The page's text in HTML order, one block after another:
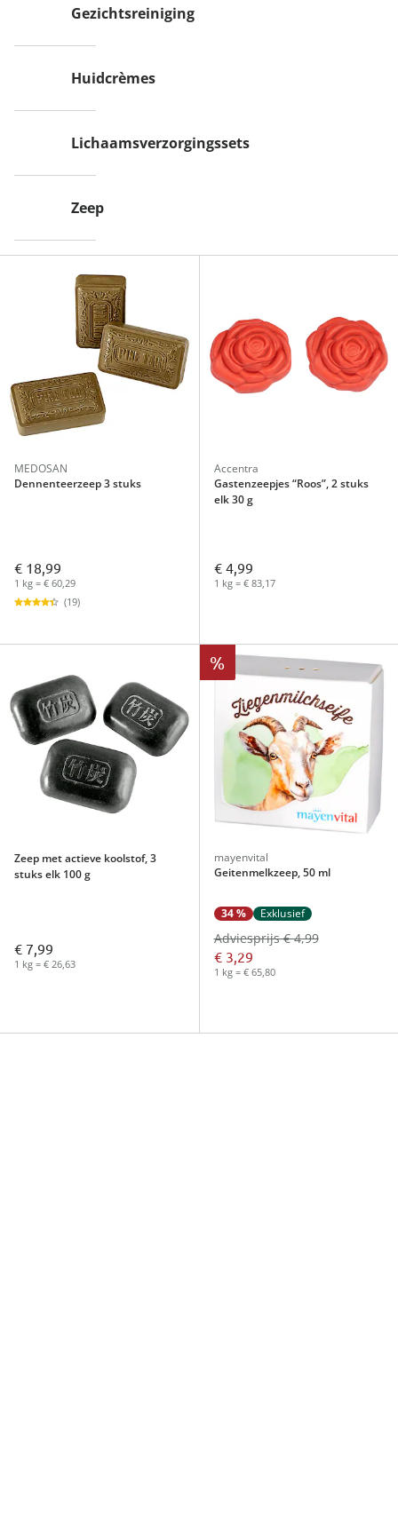
Gezichtsreiniging
Huidcrèmes
Lichaamsverzorgingssets
Zeep
MEDOSAN
Dennenteerzeep 3 stuks
€ 18,99
1 kg = € 60,29
(19)
Accentra
Gastenzeepjes “Roos”, 2 stuks
elk 30 g
€ 4,99
1 kg = € 83,17
Zeep met actieve koolstof, 3
stuks elk 100 g
€ 7,99
1 kg = € 26,63
%
mayenvital
Geitenmelkzeep, 50 ml
34 % Exklusief
€ 3,29
Adviesprijs € 4,99
1 kg = € 65,80